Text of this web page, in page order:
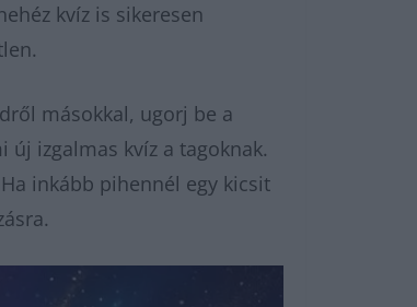
kvíz is sikeresen
másokkal, ugorj be a
új izgalmas kvíz a tagoknak.
inkább pihennél egy kicsit